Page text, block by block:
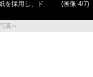
を採用し、ド
(画像 4/7)
真へ